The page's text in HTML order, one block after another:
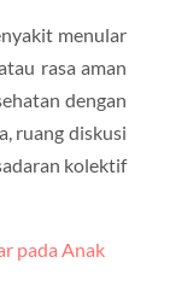
menular
rasa aman
dengan
ruang diskusi
kolektif
pada Anak